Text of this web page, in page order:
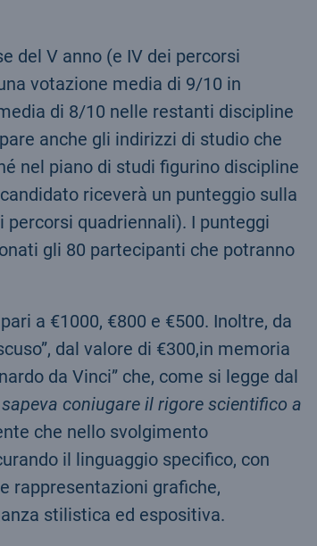
del V anno (e IV dei percorsi
votazione media di 9/10 in
di 8/10 nelle restanti discipline
anche gli indirizzi di studio che
nel piano di studi figurino discipline
riceverà un punteggio sulla
quadriennali). I punteggi
gli 80 partecipanti che potranno
a €1000, €800 e €500. Inoltre, da
dal valore di €300,in memoria
da Vinci” che, come si legge dal
coniugare il rigore scientifico a
che nello svolgimento
il linguaggio specifico, con
rappresentazioni grafiche,
stilistica ed espositiva.